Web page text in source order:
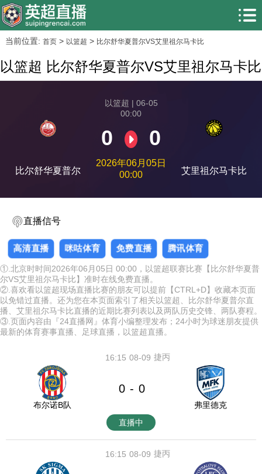
当前位置: 首页> 以篮超 > 比尔舒华夏普尔VS艾里祖尔马卡比
以篮超 比尔舒华夏普尔VS艾里祖尔马卡比
比尔舒华夏普尔
以篮超 | 06-05
00:00
0 0
2026年06月05日
00:00
艾里祖尔马卡比
直播信号
高清直播 咪咕体育 免费直播 腾讯体育
①.北京时时间2026年06月05日 00:00，以篮超联赛比赛【比尔舒华夏普
尔VS艾里祖尔马卡比】准时在线免费直播。
②.喜欢看以篮超现场直播比赛的朋友可以提前【CTRL+D】收藏本页面
以免错过直播。还为您在本页面索引了相关以篮超、比尔舒华夏普尔直
播、艾里祖尔马卡比直播的近期比赛列表以及两队历史交锋、两队赛程。
③.页面内容由『24直播网』体育小编整理发布；24小时为球迷朋友提供
最新的体育赛事直播、足球直播，以篮超直播。
08-09
16:15 捷丙
布尔诺B队
0 - 0
弗里德克
直播中
08-09
16:15 捷丙